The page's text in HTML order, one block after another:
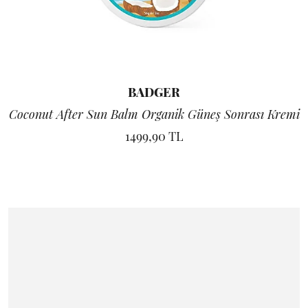
BADGER
Coconut After Sun Balm Organik Güneş Sonrası Kremi
1499,90 TL